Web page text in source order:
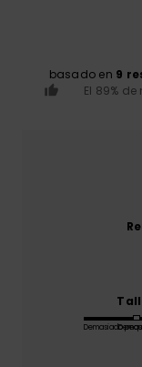
basado en 9
El 89%
Demasiado